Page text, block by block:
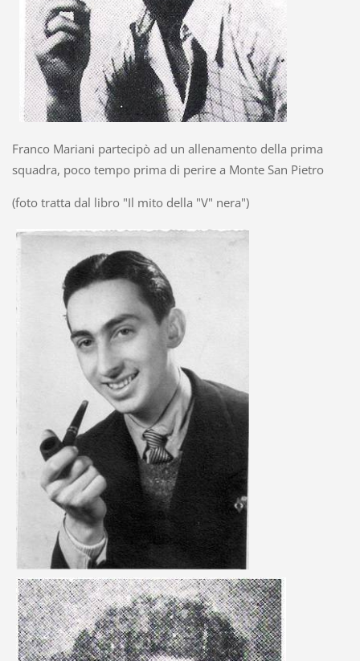
Franco Mariani partecipò ad un allenamento della prima
squadra, poco tempo prima di perire a Monte San Pietro
(foto tratta dal libro "Il mito della "V" nera")